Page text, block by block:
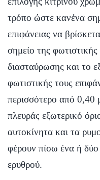
τρόπο ώστε κανένα
επιφάνειας να
σημείο της
διασταύρωσης και το
φωτιστικής τους
περισσότερο από 0,40
πλευράς εξωτερικό
αυτοκίνητα και τα
φέρουν πίσω ένα ή
ερυθρού.